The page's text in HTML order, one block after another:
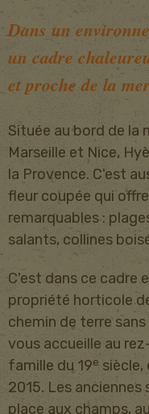
Dans un
un cadre
et proche de la
Située au bord de la
Marseille et Nice,
la Provence. C'est
fleur coupée qui
remarquables :
salants, collines
C'est dans ce cadre
propriété horticole
chemin de terre
vous accueille au
famille du 19e siècle,
2015. Les
place aux champs,